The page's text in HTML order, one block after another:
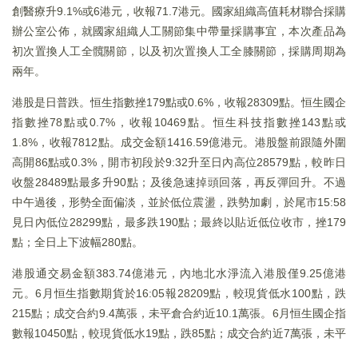
創醫療升9.1%或6港元，收報71.7港元。國家組織高值耗材聯合採購
辦公室公佈，就國家組織人工關節集中帶量採購事宜，本次產品為
初次置換人工全髖關節，以及初次置換人工全膝關節，採購周期為
兩年。
港股是日普跌。恒生指數挫179點或0.6%，收報28309點。恒生國企
指數挫78點或0.7%，收報10469點。恒生科技指數挫143點或
1.8%，收報7812點。成交金額1416.59億港元。港股盤前跟隨外圍
高開86點或0.3%，開市初段於9:32升至日內高位28579點，較昨日
收盤28489點最多升90點；及後急速掉頭回落，再反彈回升。不過
中午過後，形勢全面偏淡，並於低位震盪，跌勢加劇，於尾市15:58
見日內低位28299點，最多跌190點；最終以貼近低位收市，挫179
點；全日上下波幅280點。
港股通交易金額383.74億港元，內地北水淨流入港股僅9.25億港
元。6月恒生指數期貨於16:05報28209點，較現貨低水100點，跌
215點；成交合約9.4萬張，未平倉合約近10.1萬張。6月恒生國企指
數報10450點，較現貨低水19點，跌85點；成交合約近7萬張，未平